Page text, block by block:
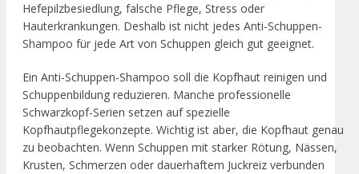
Hefepilzbesiedlung, falsche Pflege, Stress oder
Hauterkrankungen. Deshalb ist nicht jedes Anti-Schuppen-
Shampoo für jede Art von Schuppen gleich gut geeignet.
Ein Anti-Schuppen-Shampoo soll die Kopfhaut reinigen und
Schuppenbildung reduzieren. Manche professionelle
Schwarzkopf-Serien setzen auf spezielle
Kopfhautpflegekonzepte. Wichtig ist aber, die Kopfhaut genau
zu beobachten. Wenn Schuppen mit starker Rötung, Nässen,
Krusten, Schmerzen oder dauerhaftem Juckreiz verbunden